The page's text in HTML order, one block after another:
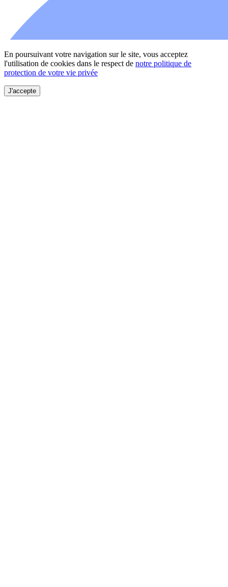
En poursuivant votre navigation sur le site, vous acceptez
l'utilisation de cookies dans le respect de notre politique de
protection de votre vie privée
J'accepte